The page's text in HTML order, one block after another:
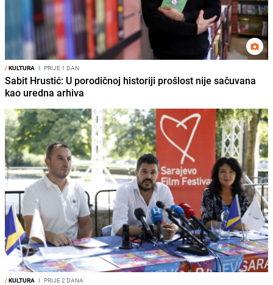
/KULTURA I PRIJE 1 DAN
Sabit Hrustić: U porodičnoj historiji prošlost nije sačuvana
kao uredna arhiva
/KULTURA I PRIJE 2 DANA